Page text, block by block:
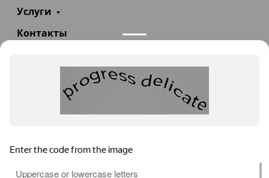
Услуги
Контакты
info@teploexpert.com
Пн—Сб 09:00 – 18:00
TeploExpert.com © 2008 - 2026 Оборудование для
систем отопления, водоснабжения, канализации